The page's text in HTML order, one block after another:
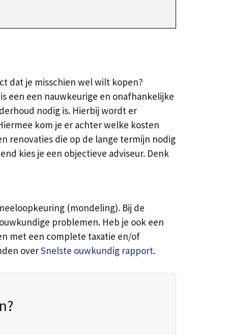
dat je misschien wel wilt kopen?
een een nauwkeurige en onafhankelijke
nodig is. Hierbij wordt er
kom je er achter welke kosten
renovaties die op de lange termijn nodig
kies je een objectieve adviseur. Denk
(mondeling). Bij de
problemen. Heb je ook een
met een complete taxatie en/of
overSnelste ouwkundig rapport.